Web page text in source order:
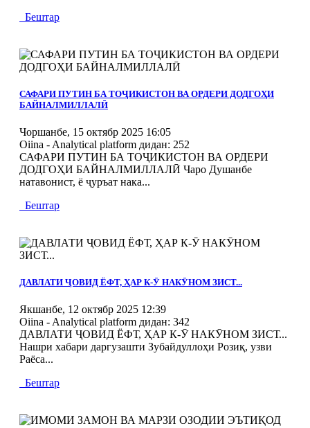
Бештар
САФАРИ ПУТИН БА ТОҶИКИСТОН ВА ОРДЕРИ ДОДГОҲИ
БАЙНАЛМИЛЛАЛӢ
Чоршанбе, 15 октябр 2025 16:05
Oiina - Analytical platform дидан: 252
САФАРИ ПУТИН БА ТОҶИКИСТОН ВА ОРДЕРИ
ДОДГОҲИ БАЙНАЛМИЛЛАЛӢ Чаро Душанбе
натавонист, ё ҷуръат нака...
Бештар
ДАВЛАТИ ҶОВИД ЁФТ, ҲАР К-Ӯ НАКӮНОМ ЗИСТ...
Якшанбе, 12 октябр 2025 12:39
Oiina - Analytical platform дидан: 342
ДАВЛАТИ ҶОВИД ЁФТ, ҲАР К-Ӯ НАКӮНОМ ЗИСТ...
Нашри хабари даргузашти Зубайдуллоҳи Розиқ, узви
Раёса...
Бештар